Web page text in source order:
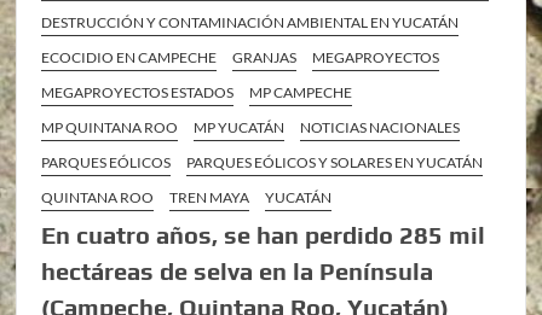
DESTRUCCIÓN Y CONTAMINACIÓN AMBIENTAL EN YUCATÁN
ECOCIDIO EN CAMPECHE
GRANJAS
MEGAPROYECTOS
MEGAPROYECTOS ESTADOS
MP CAMPECHE
MP QUINTANA ROO
MP YUCATÁN
NOTICIAS NACIONALES
PARQUES EÓLICOS
PARQUES EÓLICOS Y SOLARES EN YUCATÁN
QUINTANA ROO
TREN MAYA YUCATÁN
En cuatro años, se han perdido 285 mil
hectáreas de selva en la Península
(Campeche, Quintana Roo, Yucatán)